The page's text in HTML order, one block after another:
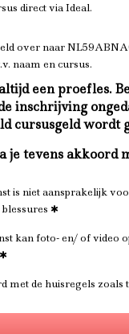
direct via Ideal.
over naar
naam en cursus.
een proefles.
inschrijving
cursusgeld wordt
je tevens akkoord
is niet aansprakelijk
kan foto- en/ of video
met de huisregels zoals